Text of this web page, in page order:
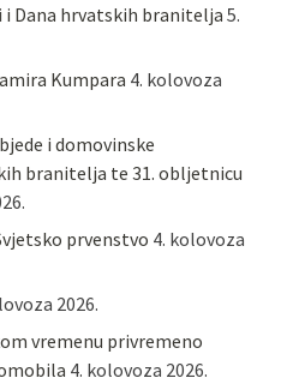
Dana hrvatskih branitelja 5.
Kumpara 4. kolovoza
i domovinske
branitelja te 31. obljetnicu
prvenstvo 4. kolovoza
2026.
vremenu privremeno
4. kolovoza 2026.